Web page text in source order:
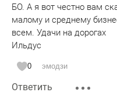
БО. А я вот честно вам
малому и среднему
всем. Удачи на дорогах
Ильдус
0 эмодзи
Ответить